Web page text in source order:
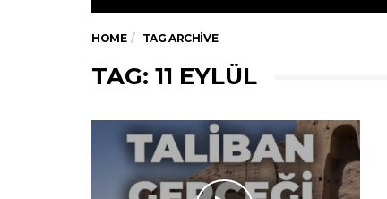
HOME TAG ARCHIVE
TAG: 11 EYLÜL